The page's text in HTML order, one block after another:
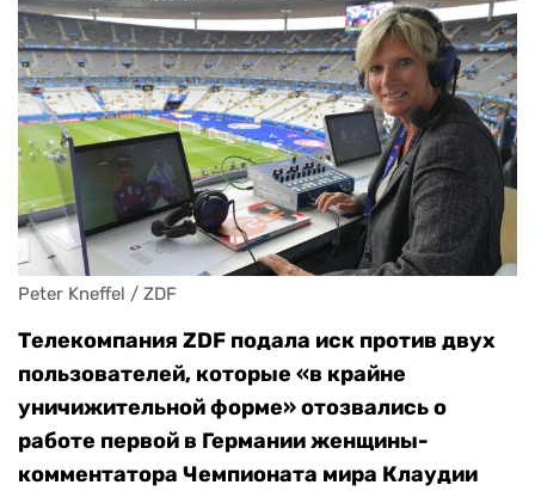
Peter Kneffel / ZDF
Телекомпания ZDF подала иск против двух
пользователей, которые «в крайне
уничижительной форме» отозвались о
работе первой в Германии женщины-
комментатора Чемпионата мира Клаудии